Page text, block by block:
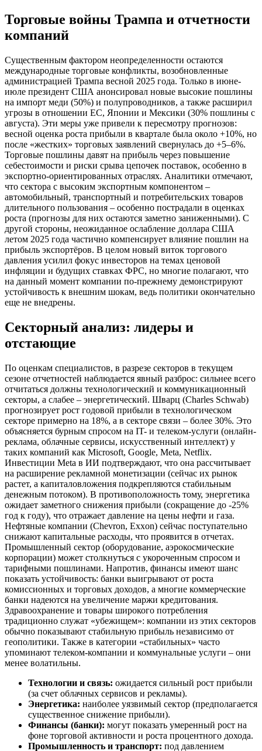
Торговые войны Трампа и отчетности
компаний
Существенным фактором неопределенности остаются
международные торговые конфликты, возобновленные
администрацией Трампа весной 2025 года. Только в июне-
июле президент США анонсировал новые высокие пошлины
на импорт меди (50%) и полупроводников, а также расширил
угрозы в отношении ЕС, Японии и Мексики (30% пошлины с
августа). Эти меры уже привели к пересмотру прогнозов:
весной оценка роста прибыли в квартале была около +10%, но
после «жестких» торговых заявлений свернулась до +5–6%.
Торговые пошлины давят на прибыль через повышение
себестоимости и риски срыва цепочек поставок, особенно в
экспортно-ориентированных отраслях. Аналитики отмечают,
что сектора с высоким экспортным компонентом –
автомобильный, транспортный и потребительских товаров
длительного пользования – особенно пострадали в оценках
роста (прогнозы для них остаются заметно заниженными). С
другой стороны, неожиданное ослабление доллара США
летом 2025 года частично компенсирует влияние пошлин на
прибыль экспортёров. В целом новый виток торгового
давления усилил фокус инвесторов на темах ценовой
инфляции и будущих ставках ФРС, но многие полагают, что
на данный момент компании по-прежнему демонстрируют
устойчивость к внешним шокам, ведь политики окончательно
еще не внедрены.
Секторный анализ: лидеры и
отстающие
По оценкам специалистов, в разрезе секторов в текущем
сезоне отчетностей наблюдается явный разброс: сильнее всего
отчитаться должны технологический и коммуникационный
секторы, а слабее – энергетический. Шварц (Charles Schwab)
прогнозирует рост годовой прибыли в технологическом
секторе примерно на 18%, а в секторе связи – более 30%. Это
объясняется бурным спросом на IT- и телеком-услуги (онлайн-
реклама, облачные сервисы, искусственный интеллект) у
таких компаний как Microsoft, Google, Meta, Netflix.
Инвестиции Meta в ИИ подтверждают, что она рассчитывает
на расширение рекламной монетизации (сейчас их рынок
растет, а капиталовложения подкрепляются стабильным
денежным потоком). В противоположность тому, энергетика
ожидает заметного снижения прибыли (сокращение до -25%
год к году), что отражает давление на цены нефти и газа.
Нефтяные компании (Chevron, Exxon) сейчас поступательно
снижают капитальные расходы, что проявится в отчетах.
Промышленный сектор (оборудование, аэрокосмические
корпорации) может столкнуться с укороченным спросом и
тарифными пошлинами. Напротив, финансы имеют шанс
показать устойчивость: банки выигрывают от роста
комиссионных и торговых доходов, а многие коммерческие
банки надеются на увеличение маржи кредитования.
Здравоохранение и товары широкого потребления
традиционно служат «убежищем»: компании из этих секторов
обычно показывают стабильную прибыль независимо от
геополитики. Также в категории «стабильных» часто
упоминают телеком-компании и коммунальные услуги – они
менее волатильны.
Технологии и связь: ожидается сильный рост прибыли
(за счет облачных сервисов и рекламы).
Энергетика: наиболее уязвимый сектор (предполагается
существенное снижение прибыли).
Финансы (банки): могут показать умеренный рост на
фоне торговой активности и роста процентного дохода.
Промышленность и транспорт: под давлением